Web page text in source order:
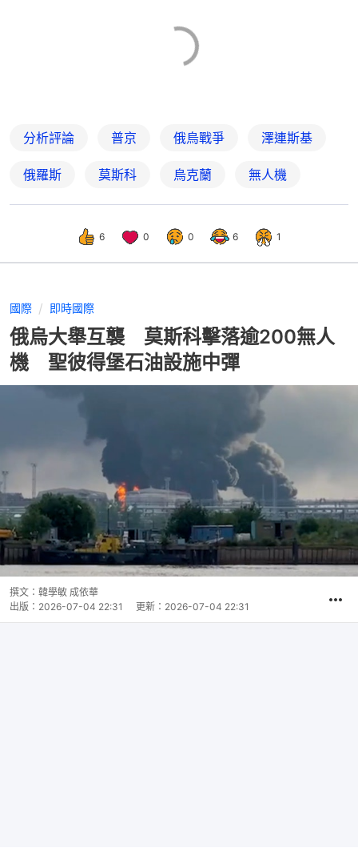
分析評論 普京 俄烏戰爭 澤連斯基
俄羅斯 莫斯科 烏克蘭 無人機
6 0 0 6 1
國際 即時國際
俄烏大舉互襲 莫斯科擊落逾200無人
機 聖彼得堡石油設施中彈
撰文： 韓學敏 成依華
出版： 2026-07-04 22:31 更新： 2026-07-04 22:31